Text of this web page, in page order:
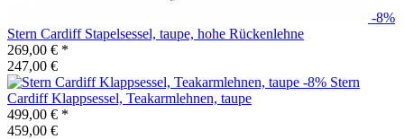
-8%
Stern Cardiff Stapelsessel, taupe, hohe Rückenlehne
269,00 € *
247,00 €
-8% Stern
Cardiff Klappsessel, Teakarmlehnen, taupe
499,00 € *
459,00 €